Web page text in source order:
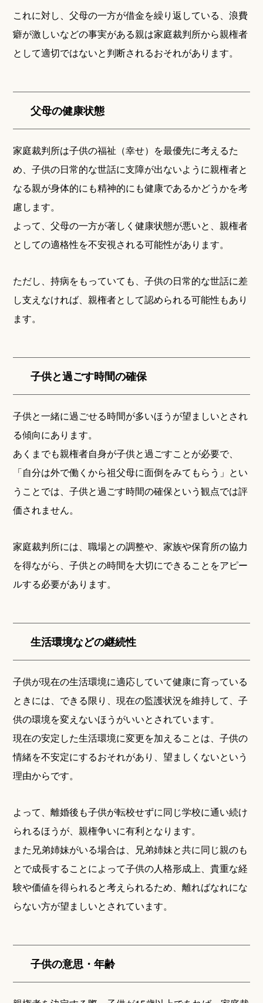
これに対し、父母の一方が借金を繰り返している、浪費
癖が激しいなどの事実がある親は家庭裁判所から親権者
として適切ではないと判断されるおそれがあります。
父母の健康状態
家庭裁判所は子供の福祉（幸せ）を最優先に考えるた
め、子供の日常的な世話に支障が出ないように親権者と
なる親が身体的にも精神的にも健康であるかどうかを考
慮します。
よって、父母の一方が著しく健康状態が悪いと、親権者
としての適格性を不安視される可能性があります。
ただし、持病をもっていても、子供の日常的な世話に差
し支えなければ、親権者として認められる可能性もあり
ます。
子供と過ごす時間の確保
子供と一緒に過ごせる時間が多いほうが望ましいとされ
る傾向にあります。
あくまでも親権者自身が子供と過ごすことが必要で、
「自分は外で働くから祖父母に面倒をみてもらう」とい
うことでは、子供と過ごす時間の確保という観点では評
価されません。
家庭裁判所には、職場との調整や、家族や保育所の協力
を得ながら、子供との時間を大切にできることをアピー
ルする必要があります。
生活環境などの継続性
子供が現在の生活環境に適応していて健康に育っている
ときには、できる限り、現在の監護状況を維持して、子
供の環境を変えないほうがいいとされています。
現在の安定した生活環境に変更を加えることは、子供の
情緒を不安定にするおそれがあり、望ましくないという
理由からです。
よって、離婚後も子供が転校せずに同じ学校に通い続け
られるほうが、親権争いに有利となります。
また兄弟姉妹がいる場合は、兄弟姉妹と共に同じ親のも
とで成長することによって子供の人格形成上、貴重な経
験や価値を得られると考えられるため、離ればなれにな
らない方が望ましいとされています。
子供の意思・年齢